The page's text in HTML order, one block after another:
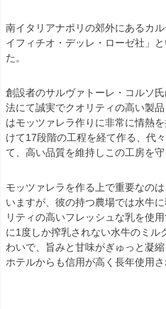
南イタリアナポリの郊外にあるカ
イフィチオ・デッレ・ローゼ社」
た。
創設者のサルヴァトーレ・コルソ
法にて誠実でクオリティの高い製
はモッツァレラ作りに非常に情熱
けて17段階の工程を経て作る、代
て、高い品質を維持しこの工房を守
モッツァレラを作る上で重要なの
いますが、彼の持つ農場では水牛
リティの高いフレッシュな乳を使
に1度しか搾乳されない水牛のミル
わいで、旨みと甘味がぎゅっと凝
ホテルからも信用が高く長年使用さ